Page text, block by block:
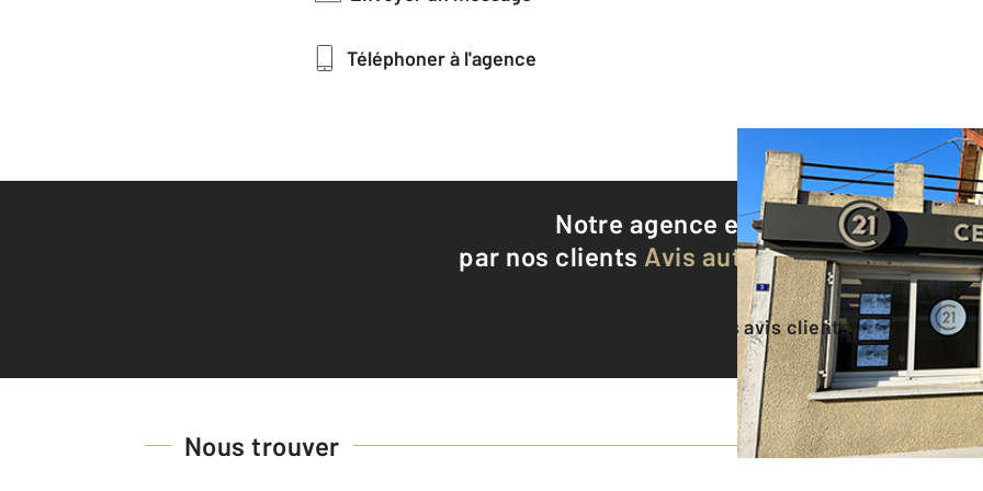
Téléphoner à l'agence
Notre agence est notée8,9/10
par nos clients Avis authentifiés par
Voir tous les avis clients
Nous trouver